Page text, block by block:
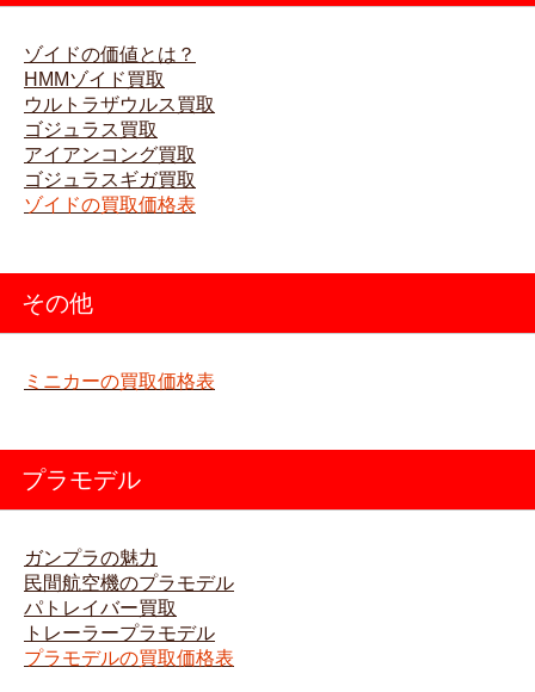
ゾイドの価値とは？
HMMゾイド買取
ウルトラザウルス買取
ゴジュラス買取
アイアンコング買取
ゴジュラスギガ買取
ゾイドの買取価格表
その他
ミニカーの買取価格表
プラモデル
ガンプラの魅力
民間航空機のプラモデル
パトレイバー買取
トレーラープラモデル
プラモデルの買取価格表